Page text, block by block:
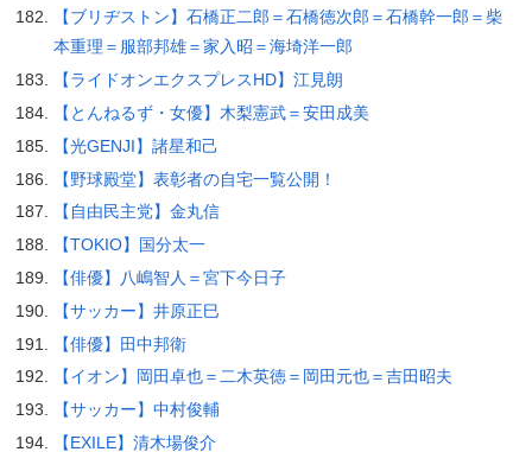
【ブリヂストン】石橋正二郎＝石橋徳次郎＝石橋幹一郎＝柴
本重理＝服部邦雄＝家入昭＝海埼洋一郎
【ライドオンエクスプレスHD】江見朗
【とんねるず・女優】木梨憲武＝安田成美
【光GENJI】諸星和己
【野球殿堂】表彰者の自宅一覧公開！
【自由民主党】金丸信
【TOKIO】国分太一
【俳優】八嶋智人＝宮下今日子
【サッカー】井原正巳
【俳優】田中邦衛
【イオン】岡田卓也＝二木英徳＝岡田元也＝吉田昭夫
【サッカー】中村俊輔
【EXILE】清木場俊介